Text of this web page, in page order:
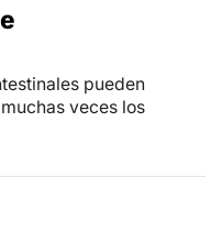
pueden
veces los